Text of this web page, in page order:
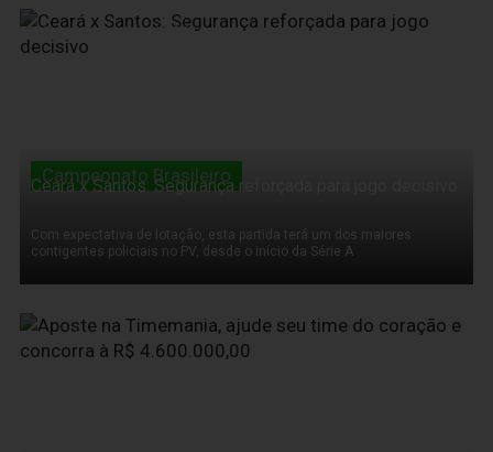
10 de Novembro de 2011
Campeonato Brasileiro
Ceará x Santos: Segurança reforçada para jogo decisivo
Com expectativa de lotação, esta partida terá um dos maiores
contigentes policiais no PV, desde o início da Série A
10 de Novembro de 2011